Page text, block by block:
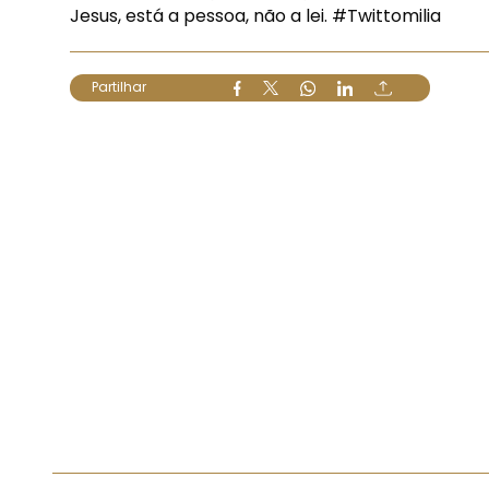
Jesus, está a pessoa, não a lei. #Twittomilia
Partilhar